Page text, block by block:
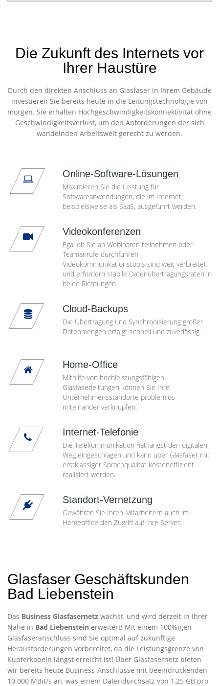
Die Zukunft des Internets vor
Ihrer Haustüre
Durch den direkten Anschluss an Glasfaser in Ihrem Gebäude
investieren Sie bereits heute in die Leitungstechnologie von
morgen. Sie erhalten Hochgeschwindigkeitskonnektivität ohne
Geschwindigkeitsverlust, um den Anforderungen der sich
wandelnden Arbeitswelt gerecht zu werden.
Online-Software-Lösungen
Maximieren Sie die Leistung für
Softwareanwendungen, die im Internet,
beispielsweise als SaaS, ausgeführt werden.
Videokonferenzen
Egal ob Sie an Webinaren teilnehmen oder
Teamanrufe durchführen -
Videokommunikationstools sind weit verbreitet
und erfordern stabile Datenübertragungsraten in
beide Richtungen.
Cloud-Backups
Die Übertragung und Synchronisierung großer
Datenmengen erfolgt schnell und zuverlässig.
Home-Office
Mithilfe von hochleistungsfähigen
Glasfaserleitungen können Sie Ihre
Unternehmensstandorte problemlos
miteinander verknüpfen.
Internet-Telefonie
Die Telekommunikation hat längst den digitalen
Weg eingeschlagen und kann über Glasfaser mit
erstklassiger Sprachqualität kosteneffizient
realisiert werden.
Standort-Vernetzung
Gewähren Sie Ihren Mitarbeitern auch im
Homeoffice den Zugriff auf Ihre Server.
Glasfaser Geschäftskunden
Bad Liebenstein
Das Business Glasfasernetz wächst, und wird derzeit in Ihrer
Nähe in Bad Liebenstein erweitert! Mit einem 100%igen
Glasfaseranschluss sind Sie optimal auf zukünftige
Herausforderungen vorbereitet, da die Leistungsgrenze von
Kupferkabeln längst erreicht ist! Über Glasfasernetz bieten
wir bereits heute Business-Anschlüsse mit beeindruckenden
10.000 MBit/s an, was einem Datendurchsatz von 1,25 GB pro